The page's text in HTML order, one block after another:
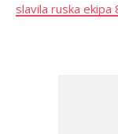
slavila ruska ekipa